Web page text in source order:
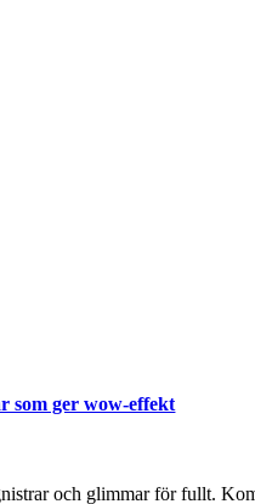
som ger wow-effekt
och glimmar för fullt.